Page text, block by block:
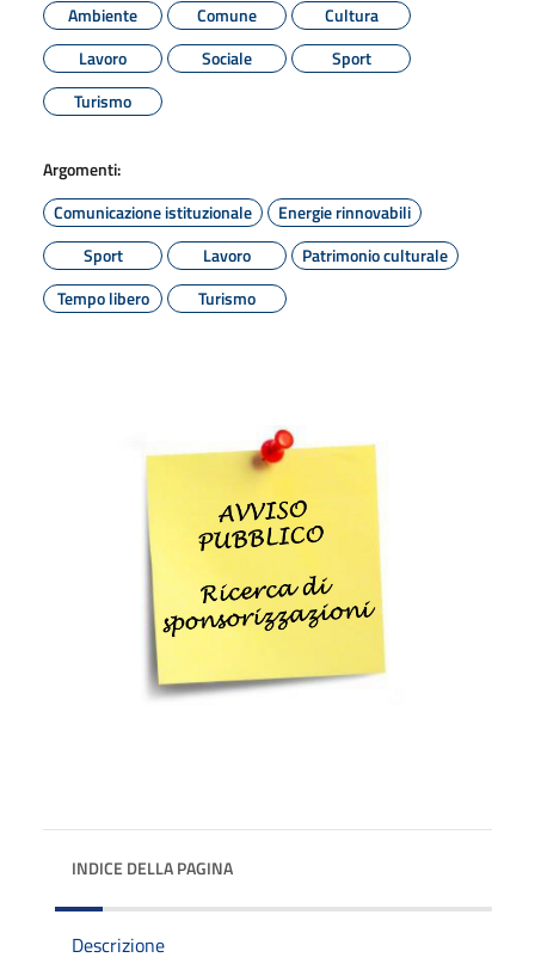
Ambiente
Comune
Cultura
Lavoro
Sociale
Sport
Turismo
Argomenti:
Comunicazione istituzionale
Energie rinnovabili
Sport
Lavoro
Patrimonio culturale
Tempo libero
Turismo
INDICE DELLA PAGINA
Descrizione